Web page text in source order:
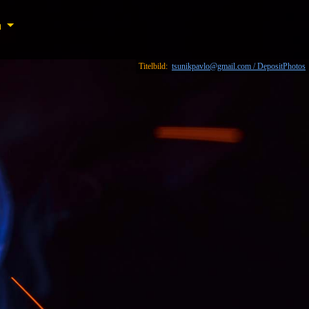
Titelbild: tsunikpavlo@gmail.com / DepositPhotos